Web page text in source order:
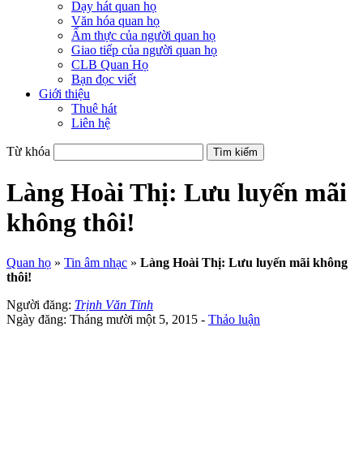
Dạy hát quan họ
Văn hóa quan họ
Ẩm thực của người quan họ
Giao tiếp của người quan họ
CLB Quan Họ
Bạn đọc viết
Giới thiệu
Thuê hát
Liên hệ
Từ khóa
Làng Hoài Thị: Lưu luyến mãi
không thôi!
Quan họ » Tin âm nhạc » Làng Hoài Thị: Lưu luyến mãi không
thôi!
Người đăng: Trịnh Văn Tỉnh
Ngày đăng: Tháng mười một 5, 2015 - Thảo luận